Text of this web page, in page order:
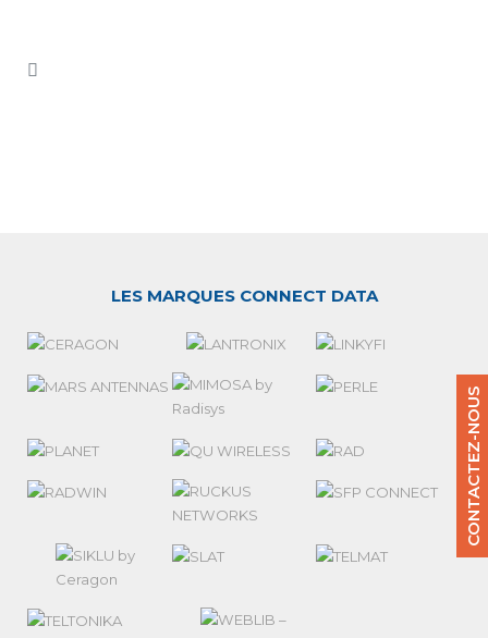
CONTACTEZ-NOUS
LES MARQUES CONNECT DATA